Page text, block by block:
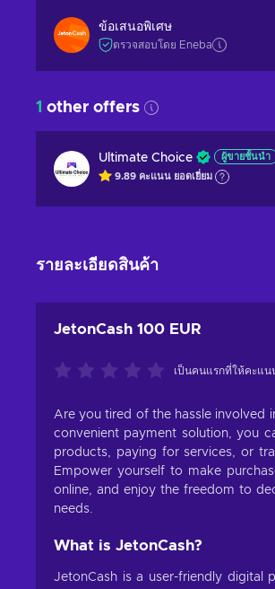
ข้อเสนอพิเศษ
ตรวจสอบโดย Eneba
1 other offers
Ultimate Choice ผู้ขายชั้นนำ
9.89 คะแนน ยอดเยี่ยม
รายละเอียดสินค้า
JetonCash 100 EUR
เป็นคนแรกที่ให้คะแน
Are you tired of the hassle involved
convenient payment solution, you
products, paying for services, or
Empower yourself to make
online, and enjoy the freedom to
needs.
What is JetonCash?
JetonCash is a user-friendly digital